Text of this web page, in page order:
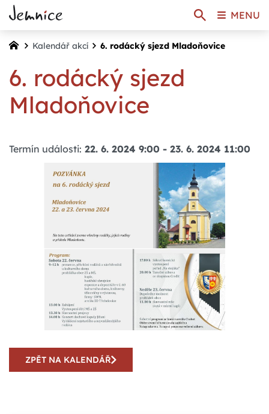
Kalendář akcí 6. rodácký sjezd Mladoňovice
6. rodácký sjezd
Mladoňovice
Termín události: 22. 6. 2024 9:00 - 23. 6. 2024 11:00
ZPĚT NA KALENDÁŘ
MENU